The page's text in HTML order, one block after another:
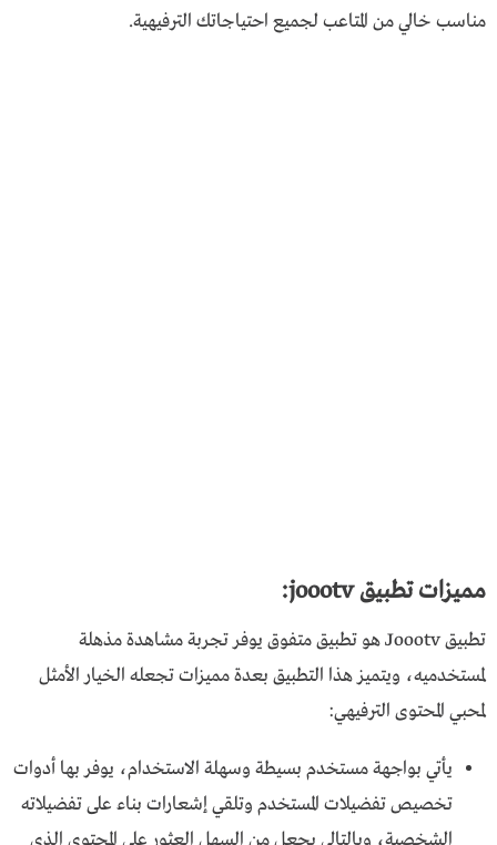
مناسب خالي من المتاعب لجميع احتياجاتك الترفيهية.
مميزات تطبيق joootv:
تطبيق Joootv هو تطبيق متفوق يوفر تجربة مشاهدة مذهلة
لمستخدميه، ويتميز هذا التطبيق بعدة مميزات تجعله الخيار الأمثل
لمحبي المحتوى الترفيهي:
يأتي بواجهة مستخدم بسيطة وسهلة الاستخدام، يوفر بها أدوات
تخصيص تفضيلات المستخدم وتلقي إشعارات بناء على تفضيلاته
الشخصية، وبالتالي يجعل من السهل العثور على المحتوى الذي